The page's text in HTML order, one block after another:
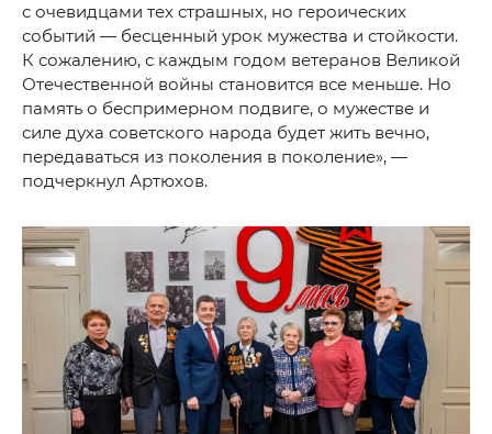
с очевидцами тех страшных, но героических
событий — бесценный урок мужества и стойкости.
К сожалению, с каждым годом ветеранов Великой
Отечественной войны становится все меньше. Но
память о беспримерном подвиге, о мужестве и
силе духа советского народа будет жить вечно,
передаваться из поколения в поколение», —
подчеркнул Артюхов.